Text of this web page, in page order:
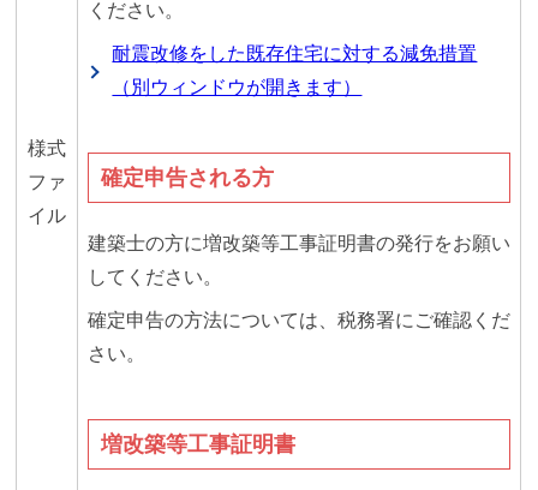
様式
ファ
イル
ください。
耐震改修をした既存住宅に対する減免措置
（別ウィンドウが開きます）
確定申告される方
建築士の方に増改築等工事証明書の発行をお願い
してください。
確定申告の方法については、税務署にご確認くだ
さい。
増改築等工事証明書